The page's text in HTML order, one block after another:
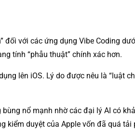
đối với các ứng dụng Vibe Coding
tính “phẫu thuật” chính xác hơn.
lên iOS. Lý do được nêu là “luật
nổ mạnh nhờ các đại lý AI có
kiểm duyệt của Apple vốn đã quá